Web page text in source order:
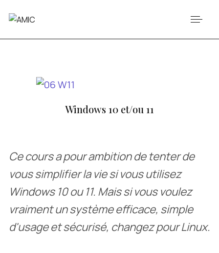
Windows 10 et/ou 11
Ce cours a pour ambition de tenter de
vous simplifier la vie si vous utilisez
Windows 10 ou 11. Mais si vous voulez
vraiment un système efficace, simple
d'usage et sécurisé, changez pour Linux.